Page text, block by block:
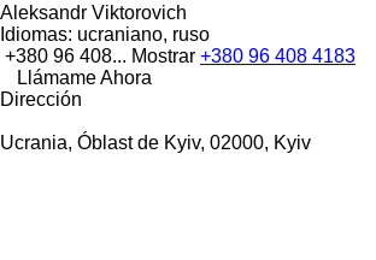
Aleksandr Viktorovich
Idiomas: ucraniano, ruso
+380 96 408... Mostrar +380 96 408 4183
Llámame Ahora
Dirección
Ucrania, Óblast de Kyiv, 02000, Kyiv